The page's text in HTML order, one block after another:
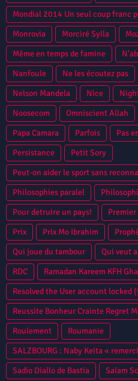
Mondial 2014 Un seul coup franc
Monrovia
Morciré Sylla
Même en temps de famine
Nanfoule
Ne les écoutez pas
Nelson Mandela
Nice
Noosecom
Omniscient Allah
Papa Camara
Parfois Pas
Persistance
Petit Sory
Peut-on aider le sport sans
Zayatte Bantama Sow Guinee
Niamey
Philosophies paralel
Pour detruire un pays!
Prix
Prix Mo Ibrahim
Qui joue du tambour
Qui veut
RDC
Ramadan Kareem KFH
Resolved the User account locked
Reussite Bonheur Crainte Regret
Roulement
Roumanie
SALZBOURG : Naby Keita «
Sadio Diallo de Bastia
Salam